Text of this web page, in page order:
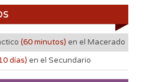
(60 minutos) en el Macerado
días) en el Secundario